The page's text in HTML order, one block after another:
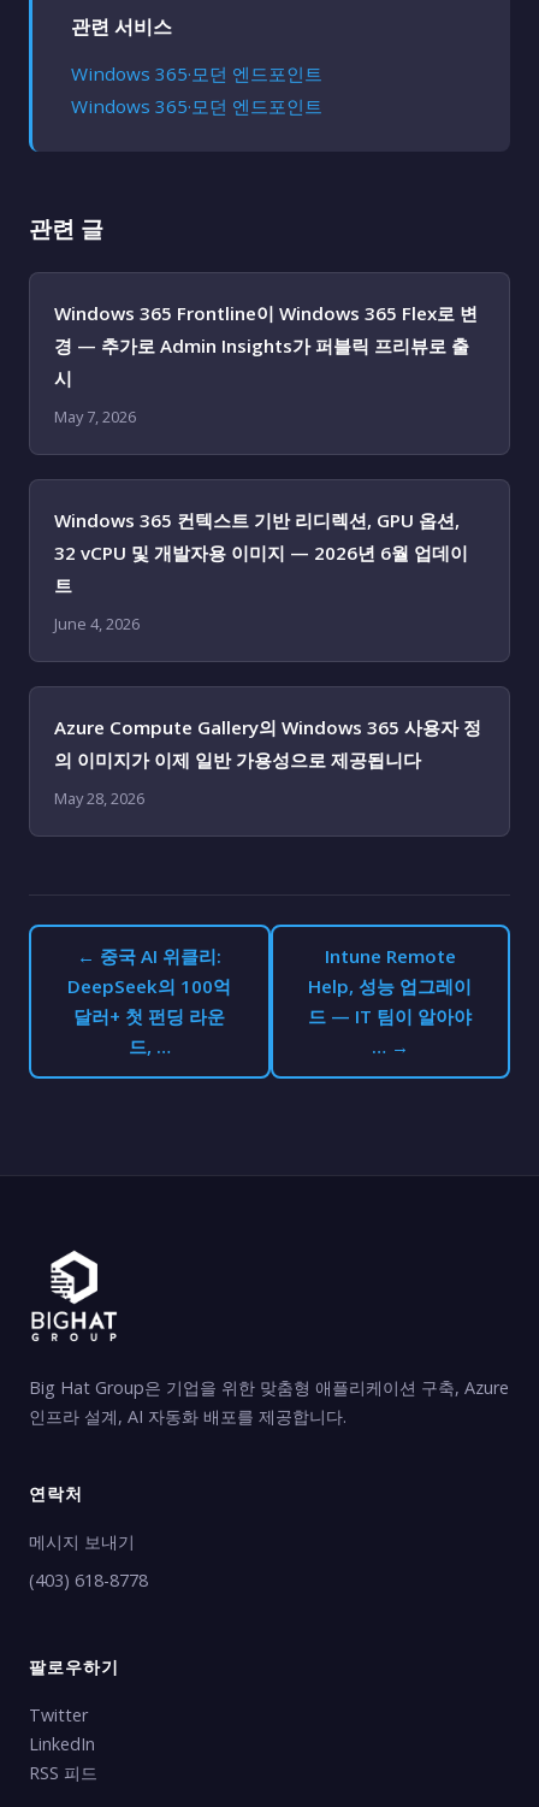
관련 서비스
Windows 365·모던 엔드포인트
Windows 365·모던 엔드포인트
관련 글
Windows 365 Frontline이 Windows 365 Flex로 변
경 — 추가로 Admin Insights가 퍼블릭 프리뷰로 출
시
May 7, 2026
Windows 365 컨텍스트 기반 리디렉션, GPU 옵션,
32 vCPU 및 개발자용 이미지 — 2026년 6월 업데이
트
June 4, 2026
Azure Compute Gallery의 Windows 365 사용자 정
의 이미지가 이제 일반 가용성으로 제공됩니다
May 28, 2026
← 중국 AI 위클리:
DeepSeek의 100억
달러+ 첫 펀딩 라운
드, …
Intune Remote
Help, 성능 업그레이
드 — IT 팀이 알아야
… →
Big Hat Group은 기업을 위한 맞춤형 애플리케이션 구축, Azure
인프라 설계, AI 자동화 배포를 제공합니다.
연락처
메시지 보내기
(403) 618-8778
팔로우하기
Twitter
LinkedIn
RSS 피드